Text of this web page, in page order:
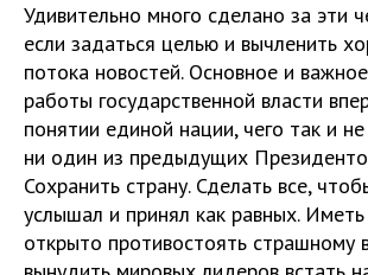
Удивительно много сделано за эти
если задаться целью и вычленить
потока новостей. Основное и
работы государственной власти
понятии единой нации, чего так и
ни один из предыдущих
Сохранить страну. Сделать все,
услышал и принял как равных.
открыто противостоять страшному